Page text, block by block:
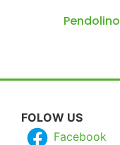
Pendolino
FOLOW US
Facebook